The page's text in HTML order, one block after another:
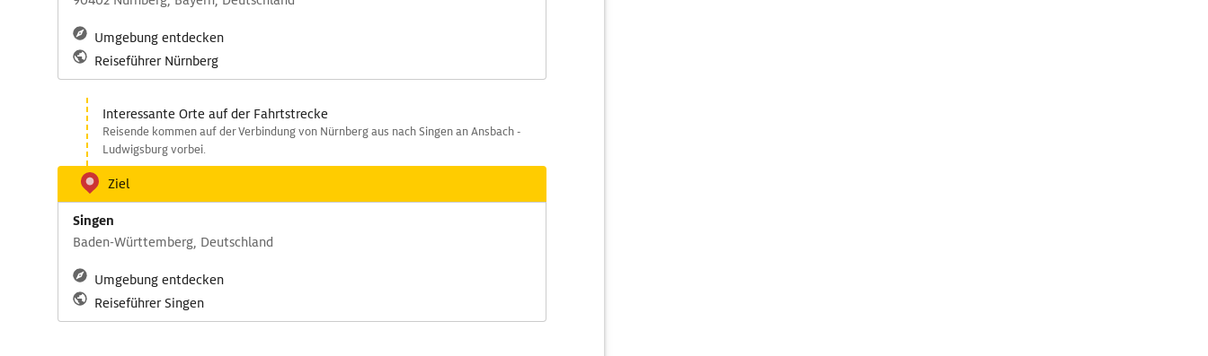
Umgebung entdecken
Reiseführer Nürnberg
Interessante Orte auf der Fahrtstrecke
Reisende kommen auf der Verbindung von Nürnberg aus nach Singen an Ansbach -
Ludwigsburg vorbei.
Ziel
Singen
Baden-Württemberg, Deutschland
Umgebung entdecken
Reiseführer Singen